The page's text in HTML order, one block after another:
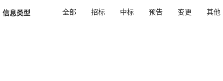
信息类型 全部 招标 中标 预告 变更 其他